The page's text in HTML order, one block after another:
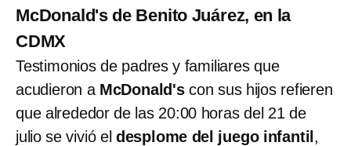
McDonald's de Benito Juárez, en la
CDMX
Testimonios de padres y familiares que
acudieron a McDonald'scon sus hijos refieren
que alrededor de las 20:00 horas del 21 de
julio se vivió el desplome del juego infantil ,